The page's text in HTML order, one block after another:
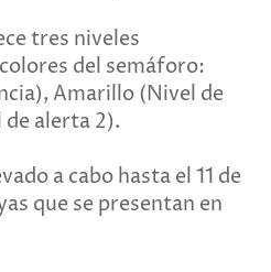
tres niveles
del semáforo:
Amarillo (Nivel de
alerta 2).
a cabo hasta el 11 de
que se presentan en